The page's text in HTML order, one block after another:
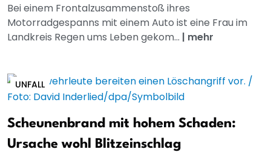
Bei einem Frontalzusammenstoß ihres
Motorradgespanns mit einem Auto ist eine Frau im
Landkreis Regen ums Leben gekom... | mehr
UNFALL
Scheunenbrand mit hohem Schaden:
Ursache wohl Blitzeinschlag